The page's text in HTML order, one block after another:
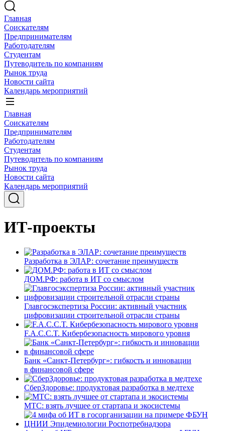
Главная
Соискателям
Предпринимателям
Работодателям
Студентам
Путеводитель по компаниям
Рынок труда
Новости сайта
Календарь мероприятий
Главная
Соискателям
Предпринимателям
Работодателям
Студентам
Путеводитель по компаниям
Рынок труда
Новости сайта
Календарь мероприятий
ИТ-проекты
Разработка в ЭЛАР: сочетание преимуществ
ДОМ.РФ: работа в ИТ со смыслом
Главгосэкспертиза России: активный участник
цифровизации строительной отрасли страны
F.A.C.C.T. Кибербезопасность мирового уровня
Банк «Санкт-Петербург»: гибкость и инновации
в финансовой сфере
СберЗдоровье: продуктовая разработка в медтехе
МТС: взять лучшее от стартапа и экосистемы